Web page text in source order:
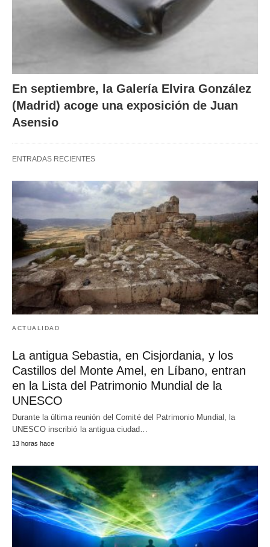
En septiembre, la Galería Elvira González
(Madrid) acoge una exposición de Juan
Asensio
ENTRADAS RECIENTES
ACTUALIDAD
La antigua Sebastia, en Cisjordania, y los
Castillos del Monte Amel, en Líbano, entran
en la Lista del Patrimonio Mundial de la
UNESCO
Durante la última reunión del Comité del Patrimonio Mundial, la
UNESCO inscribió la antigua ciudad…
13 horas hace